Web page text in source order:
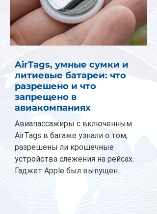
AirTags, умные сумки и
литиевые батареи: что
разрешено и что
запрещено в
авиакомпаниях
Авиапассажиры с включенным
AirTags в багаже узнали о том,
разрешены ли крошечные
устройства слежения на рейсах.
Гаджет Apple был выпущен...